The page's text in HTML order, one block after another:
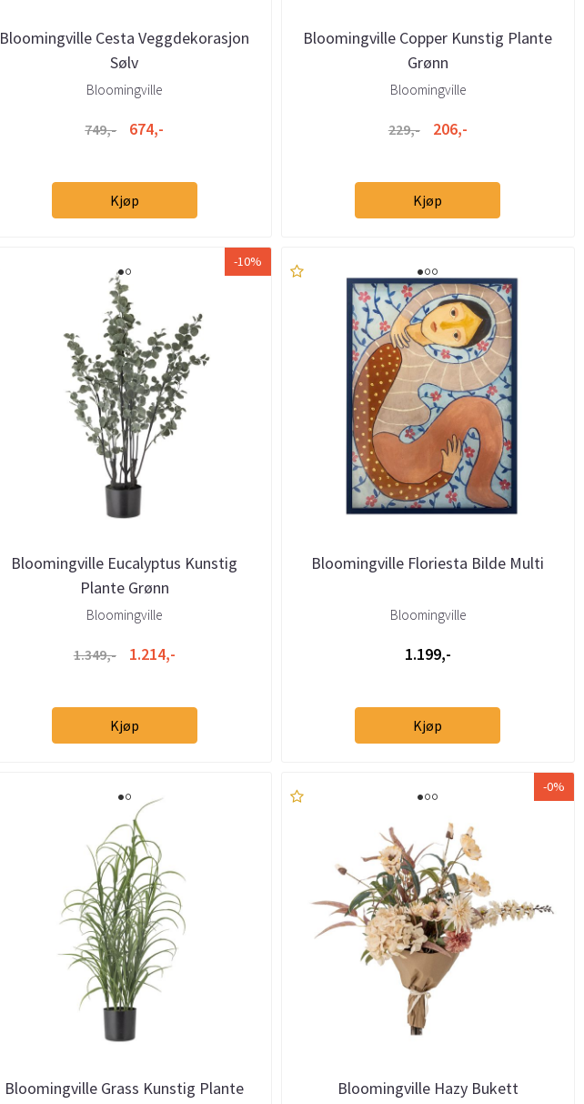
Bloomingville Cesta Veggdekorasjon
Sølv
Bloomingville
749,- 674,-
Kjøp
Bloomingville Copper Kunstig Plante
Grønn
Bloomingville
229,- 206,-
Kjøp
-10%
Bloomingville Eucalyptus Kunstig
Plante Grønn
Bloomingville
1.349,- 1.214,-
Kjøp
Bloomingville Floriesta Bilde Multi
Bloomingville
1.199,-
Kjøp
Bloomingville Grass Kunstig Plante
-0%
Bloomingville Hazy Bukett